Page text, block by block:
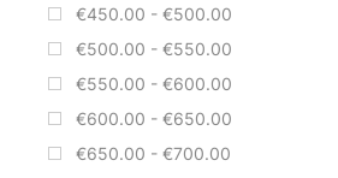
€450.00 - €500.00
€500.00 - €550.00
€550.00 - €600.00
€600.00 - €650.00
€650.00 - €700.00